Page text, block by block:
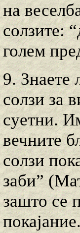
на
солзите:
голем
9. Знаете
солзи за
суетни.
вечните
солзи
заби”
зашто се